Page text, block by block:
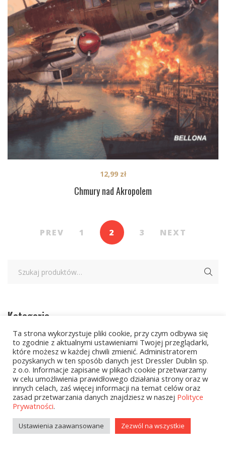
Chmury nad Akropolem
12,99 zł
PREV 1 2 3 NEXT
Kategorie
zobacz wszystkie
Kolekcje Biedronka
Kolekcje Biedronka - 16.02.2026
Wielcy Humaniści - 16.02.2026
Wielcy Humaniści – 02.03.2026
Ta strona wykorzystuje pliki cookie, przy czym odbywa się
to zgodnie z aktualnymi ustawieniami Twojej przeglądarki,
które możesz w każdej chwili zmienić. Administratorem
pozyskanych w ten sposób danych jest Dressler Dublin sp.
z o.o. Informacje zapisane w plikach cookie przetwarzamy
w celu umożliwienia prawidłowego działania strony oraz w
innych celach, zaś więcej informacji na temat celów oraz
zasad przetwarzania danych znajdziesz w naszej Polityce
Prywatności.
Ustawienia zaawansowane Zezwól na wszystkie